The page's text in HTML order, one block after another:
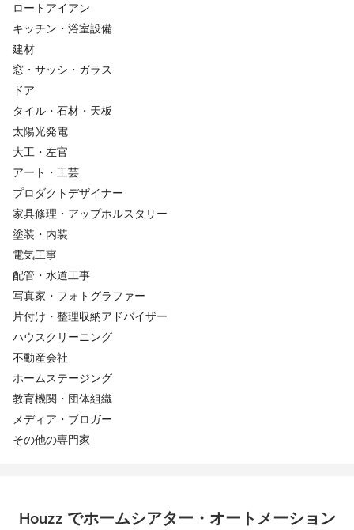
ロートアイアン
キッチン・浴室設備
建材
窓・サッシ・ガラス
ドア
タイル・石材・天板
太陽光発電
大工・左官
アート・工芸
プロダクトデザイナー
家具修理・アップホルスタリー
塗装・内装
電気工事
配管・水道工事
写真家・フォトグラファー
片付け・整理収納アドバイザー
ハウスクリーニング
不動産会社
ホームステージング
教育機関・団体組織
メディア・ブロガー
その他の専門家
Houzz でホームシアター・オートメーション